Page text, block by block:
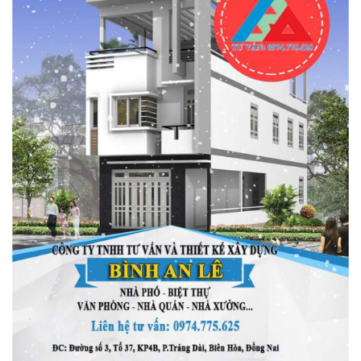
Ngôi nhà được thiết kế với phần mái theo kiểu mái thái dốc 2
chiều. Đây là kiểu mái hiện đang được rất nhiều gia chủ yêu thích
bởi nó không chỉ giúp mẫunhà cấp 4 này trở nên cao ráo hơn
mà nó còn đảm bảo được sự thoáng mát vào mùa hè và tránh
ẩm ướt, ngấm nước vào mùa mưa.
Một trong những chi tiết nổi bật của mẫu
nhà cấp 4 5x15mnày
là hệ thống cửa chính, với thiết kế 4 cánh sử dụng hoàn toàn bằng
chất liệu gỗ và kính. Với sự lựa chọn thông minh này giúp tạo
không gian rộng rãi cho ngôi nhà và giúp ngôi nhà có được nhiều
ánh sáng từ bên ngoài vào nhất. Đồng thời thiết kế này cũng
mang lại sự mềm mại và sang trọng cho nhà. Ngôi nhà có sự
đồng bộ trong thiết kế từ màu sơn đến từng chi tiết trang trí nhỏ.
Cổng nhà có thiết kế hiện đại với phần mái che theo kiểu mái thái
tạo sự hòa hợp với phần mái nhà.
Ngoài ra, ngôi nhà này còn được thiết kế lùi về phía sau để tạo
được một khoảng sân rộng phía trước nhà, làm nơi vui chơi cho
các bé. Bên cạnh đó, gia chủ cũng có thể tận dụng khoảng sân
này để làm chỗ để xe cho cả gia đình. Sân nhà lát gạch đồng màu
với ngoại thất mang đến cảm giác thân quen và gần gũi hơn cho